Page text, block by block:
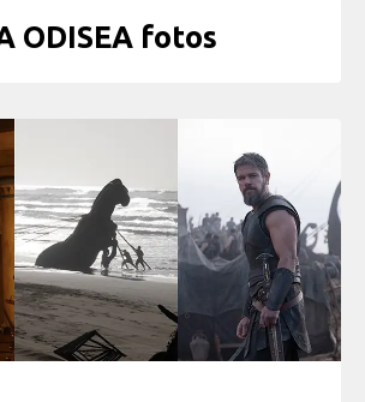
ODISEA fotos